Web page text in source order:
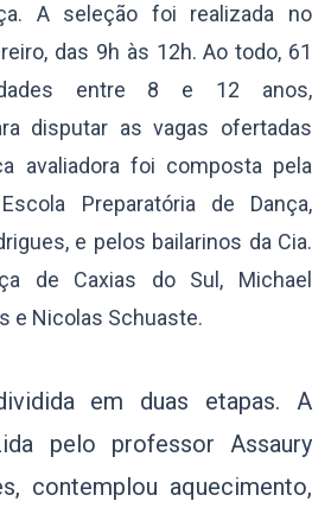
A seleção foi realizada no
das 9h às 12h. Ao todo, 61
entre 8 e 12 anos,
disputar as vagas ofertadas
avaliadora foi composta pela
Preparatória de Dança,
e pelos bailarinos da Cia.
de Caxias do Sul, Michael
e Nicolas Schuaste.
em duas etapas. A
pelo professor Assaury
contemplou aquecimento,